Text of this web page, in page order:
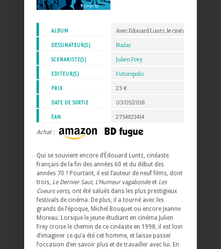
ALBUM Avec Edouard Luntz, le cinéaste des
DESSINATEUR(S) Nadar
SCENARISTE(S) Julien Frey
EDITEUR(S) Futuropolis
PRIX 23 €
DATE DE SORTIE 03/05/2018
EAN 2754821414
Achat :
Qui se souvient encore d’Édouard Luntz, cinéaste
français de la fin des années 60 et du début des
années 70 ? Pourtant, il est l’auteur de neuf films, dont
trois, Le Dernier Saut, L’Humeur vagabondeet Les
Coeurs verts, ont été salués dans les plus prestigieux
festivals de cinéma. De plus, il a tourné avec les
grands de l’époque, Michel Bouquet ou encore Jeanne
Moreau. Lorsque le jeune étudiant en cinéma Julien
Frey croise le chemin de ce cinéaste en 1998, il est loin
d’imaginer ce qu’a été cet homme, et laisse passer
l’occasion d’en savoir plus et de travailler avec lui. En